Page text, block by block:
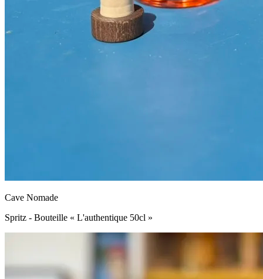
Cave Nomade
Spritz - Bouteille « L'authentique 50cl »